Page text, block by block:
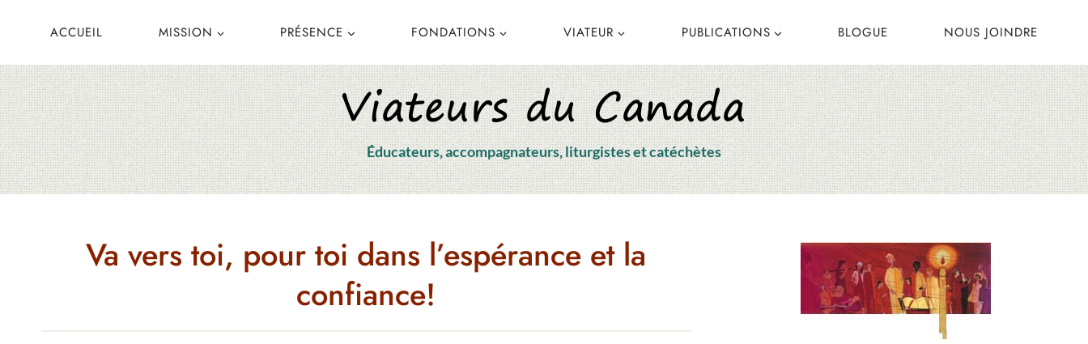
ACCUEIL MISSION PRÉSENCE FONDATIONS VIATEUR PUBLICATIONS BLOGUE NOUS JOINDRE
Éducateurs, accompagnateurs, liturgistes et catéchètes
Va vers toi, pour toi dans l’espérance et la
confiance!